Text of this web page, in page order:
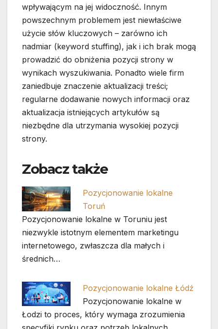
wpływającym na jej widoczność. Innym
powszechnym problemem jest niewłaściwe
użycie słów kluczowych – zarówno ich
nadmiar (keyword stuffing), jak i ich brak mogą
prowadzić do obniżenia pozycji strony w
wynikach wyszukiwania. Ponadto wiele firm
zaniedbuje znaczenie aktualizacji treści;
regularne dodawanie nowych informacji oraz
aktualizacja istniejących artykułów są
niezbędne dla utrzymania wysokiej pozycji
strony.
Zobacz także
Pozycjonowanie lokalne
Toruń
Pozycjonowanie lokalne w Toruniu jest
niezwykle istotnym elementem marketingu
internetowego, zwłaszcza dla małych i
średnich…
Pozycjonowanie lokalne Łódź
Pozycjonowanie lokalne w
Łodzi to proces, który wymaga zrozumienia